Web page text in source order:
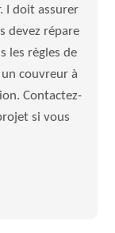
I doit assurer
devez répare
les règles de
un couvreur à
Contactez-
si vous